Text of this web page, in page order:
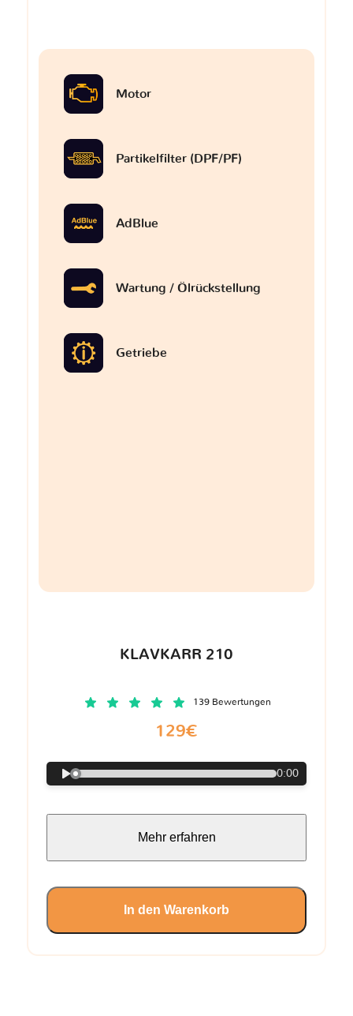
Motor
Partikelfilter (DPF/PF)
AdBlue
Wartung / Ölrückstellung
Getriebe
KLAVKARR 210
139 Bewertungen
129€
0:00
Mehr erfahren
In den Warenkorb